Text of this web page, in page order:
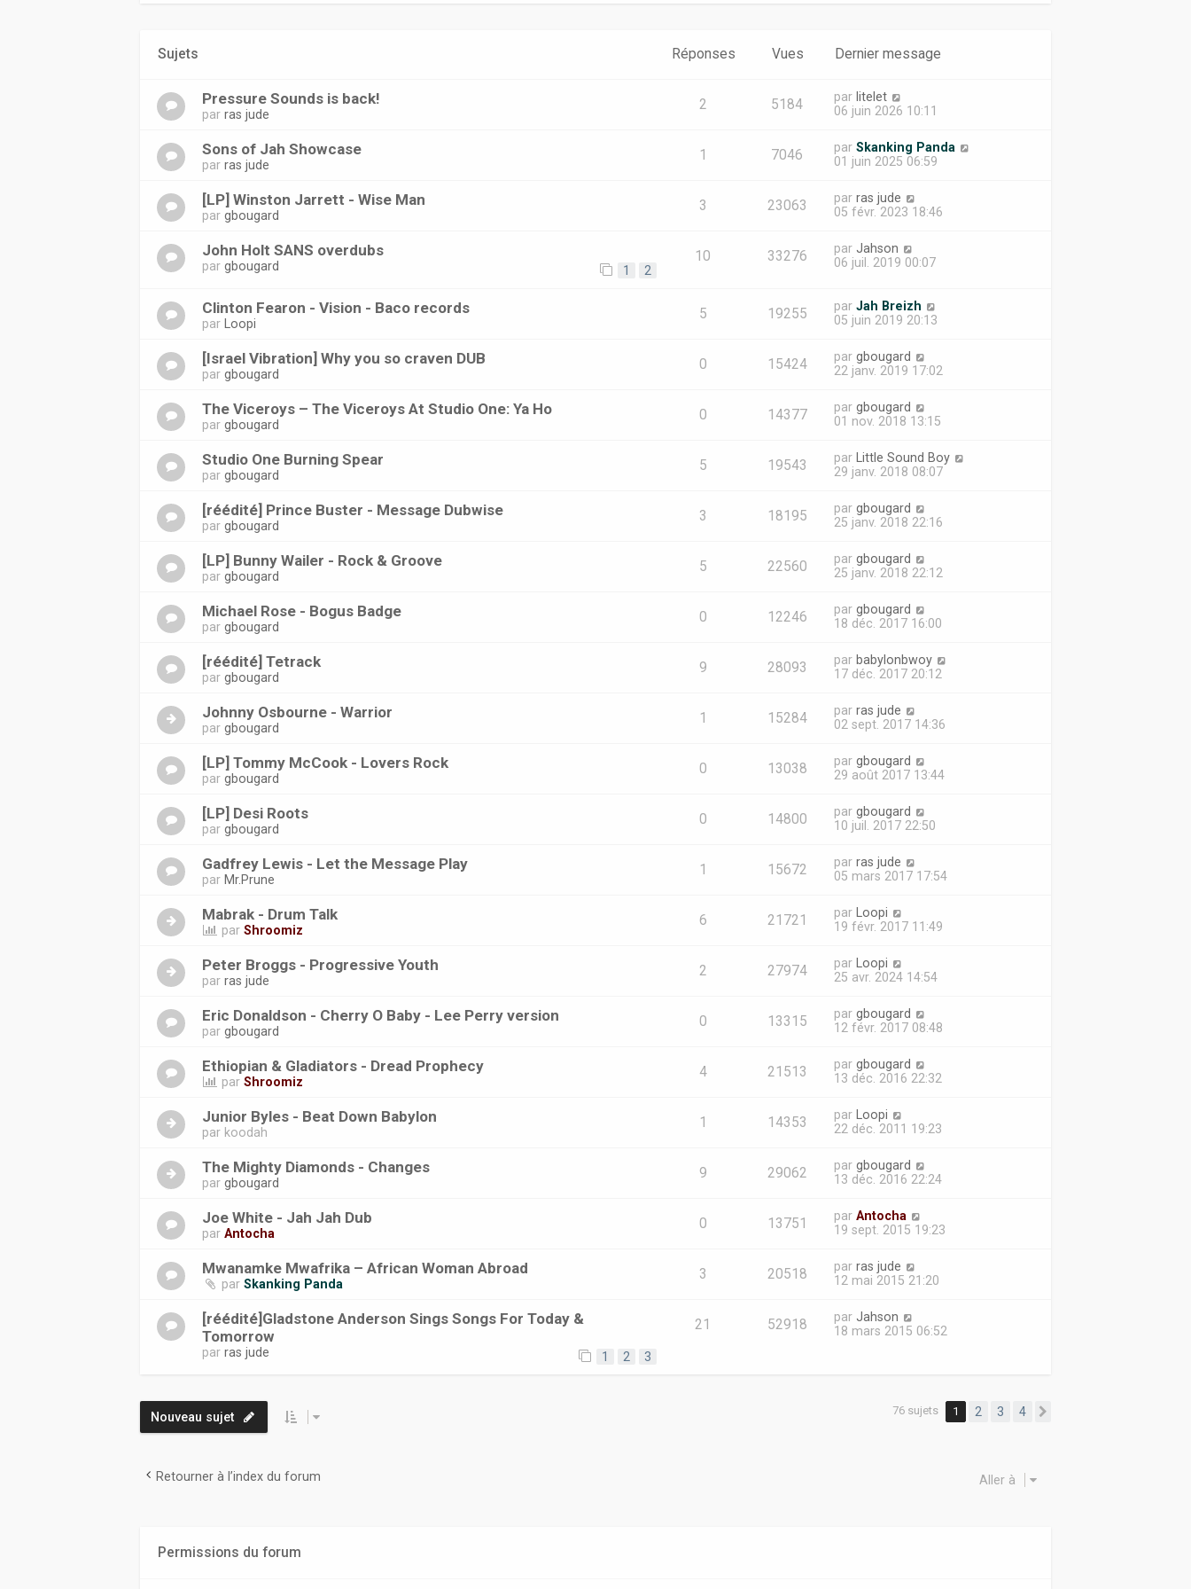
Sujets Réponses Vues Dernier message
Pressure Sounds is back!
parras jude
2 5184 par litelet
06 juin 2026 10:11
Sons of Jah Showcase
parras jude
1 7046 par Skanking Panda
01 juin 2025 06:59
[LP] Winston Jarrett - Wise Man
pargbougard
3 23063 par ras jude
05 févr. 2023 18:46
John Holt SANS overdubs
pargbougard 1 2
10 33276 par Jahson
06 juil. 2019 00:07
Clinton Fearon - Vision - Baco records
par Loopi
5 19255 par Jah Breizh
05 juin 2019 20:13
[Israel Vibration] Why you so craven DUB
pargbougard
0 15424 par gbougard
22 janv. 2019 17:02
The Viceroys ‎– The Viceroys At Studio One: Ya Ho
pargbougard
0 14377 par gbougard
01 nov. 2018 13:15
Studio One Burning Spear
pargbougard
5 19543 par
Little Sound Boy
29 janv. 2018 08:07
[réédité] Prince Buster - Message Dubwise
pargbougard
3 18195 par gbougard
25 janv. 2018 22:16
[LP] Bunny Wailer - Rock & Groove
pargbougard
5 22560 par gbougard
25 janv. 2018 22:12
Michael Rose - Bogus Badge
pargbougard
0 12246 par gbougard
18 déc. 2017 16:00
[réédité] Tetrack
pargbougard
9 28093 par babylonbwoy
17 déc. 2017 20:12
Johnny Osbourne - Warrior
pargbougard
1 15284 par ras jude
02 sept. 2017 14:36
[LP] Tommy McCook - Lovers Rock
pargbougard
0 13038 par gbougard
29 août 2017 13:44
[LP] Desi Roots
pargbougard
0 14800 par gbougard
10 juil. 2017 22:50
Gadfrey Lewis - Let the Message Play
par Mr.Prune
1 15672 par ras jude
05 mars 2017 17:54
Mabrak - Drum Talk
parShroomiz
6 21721 par
Loopi
19 févr. 2017 11:49
Peter Broggs - Progressive Youth
parras jude
2 27974 par
Loopi
25 avr. 2024 14:54
Eric Donaldson - Cherry O Baby - Lee Perry version
pargbougard
0 13315 par gbougard
12 févr. 2017 08:48
Ethiopian & Gladiators - Dread Prophecy
parShroomiz
4 21513 par gbougard
13 déc. 2016 22:32
Junior Byles - Beat Down Babylon
par koodah
1 14353 par
Loopi
22 déc. 2011 19:23
The Mighty Diamonds - Changes
pargbougard
9 29062 par gbougard
13 déc. 2016 22:24
Joe White - Jah Jah Dub
parAntocha
0 13751 par Antocha
19 sept. 2015 19:23
Mwanamke Mwafrika ‎– African Woman Abroad
parSkanking Panda
3 20518 par ras jude
12 mai 2015 21:20
[réédité]Gladstone Anderson Sings Songs For Today &
Tomorrow
parras jude 1 2 3
21 52918 par Jahson
18 mars 2015 06:52
Nouveau sujet 76 sujets 1 2 3 4
Retourner à l’index du forum Aller à
Permissions du forum